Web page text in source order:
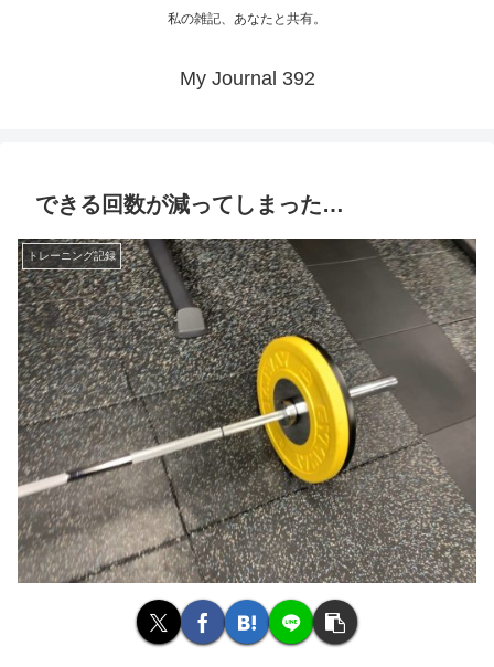
私の雑記、あなたと共有。
My Journal 392
できる回数が減ってしまった…
トレーニング記録